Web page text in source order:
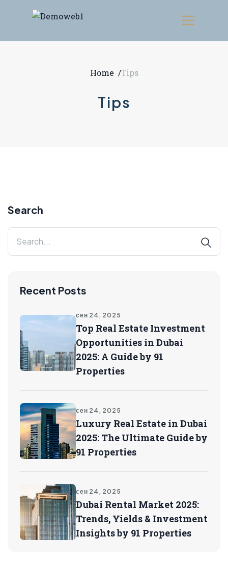
Home /Tips
Tips
Search
Recent Posts
сен 24, 2025
Top Real Estate Investment
Opportunities in Dubai
2025: A Guide by 91
Properties
сен 24, 2025
Luxury Real Estate in Dubai
2025: The Ultimate Guide by
91 Properties
сен 24, 2025
Dubai Rental Market 2025:
Trends, Yields & Investment
Insights by 91 Properties